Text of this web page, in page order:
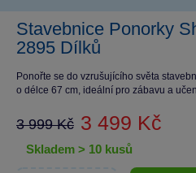
Stavebnice Ponorky
2895 Dílků
Ponořte se do vzrušujícího světa
o délce 67 cm, ideální pro zábavu a
3 999 Kč 3 499 Kč
skladem > 10 kusů